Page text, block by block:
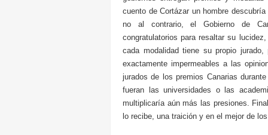
cuento de Cortázar un hombre
no al contrario, el Gobierno de
congratulatorios para resaltar su
cada modalidad tiene su propio
exactamente impermeables a las
jurados de los premios Canarias
fueran las universidades o las
multiplicaría aún más las presiones.
lo recibe, una traición y en el mejor de